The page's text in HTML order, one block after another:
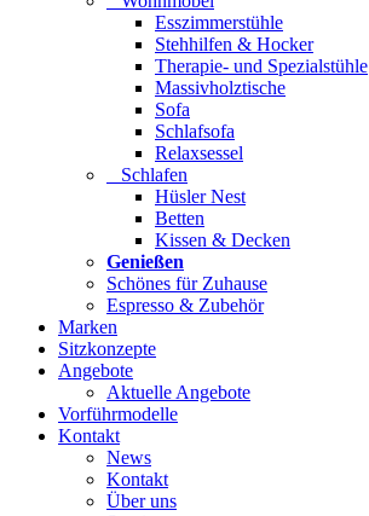
Esszimmerstühle
Stehhilfen & Hocker
Therapie- und Spezialstühle
Massivholztische
Sofa
Schlafsofa
Relaxsessel
Schlafen
Hüsler Nest
Betten
Kissen & Decken
Genießen
Schönes für Zuhause
Espresso & Zubehör
Marken
Sitzkonzepte
Angebote
Aktuelle Angebote
Vorführmodelle
Kontakt
News
Kontakt
Über uns